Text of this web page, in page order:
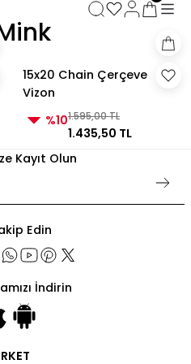
Bedava! 2
Bedava!
Bedava!
15x20 Chain Çerçeve
Vizon
%101.595,00 TL
1.435,50 TL
Kayıt Olun
Edin
İndirin